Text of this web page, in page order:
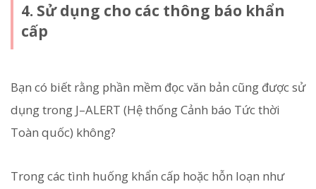
4. Sử dụng cho các thông báo khẩn
cấp
Bạn có biết rằng phần mềm đọc văn bản cũng được sử
dụng trong J–ALERT (Hệ thống Cảnh báo Tức thời
Toàn quốc) không?
Trong các tình huống khẩn cấp hoặc hỗn loạn như